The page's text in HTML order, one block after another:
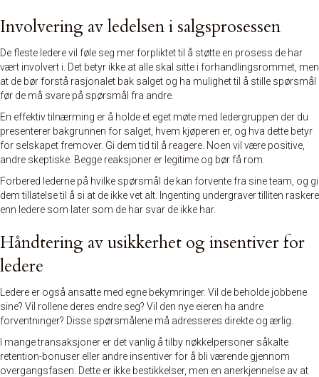
Involvering av ledelsen i salgsprosessen
De fleste ledere vil føle seg mer forpliktet til å støtte en prosess de har
vært involvert i. Det betyr ikke at alle skal sitte i forhandlingsrommet, men
at de bør forstå rasjonalet bak salget og ha mulighet til å stille spørsmål
før de må svare på spørsmål fra andre.
En effektiv tilnærming er å holde et eget møte med ledergruppen der du
presenterer bakgrunnen for salget, hvem kjøperen er, og hva dette betyr
for selskapet fremover. Gi dem tid til å reagere. Noen vil være positive,
andre skeptiske. Begge reaksjoner er legitime og bør få rom.
Forbered lederne på hvilke spørsmål de kan forvente fra sine team, og gi
dem tillatelse til å si at de ikke vet alt. Ingenting undergraver tilliten raskere
enn ledere som later som de har svar de ikke har.
Håndtering av usikkerhet og insentiver for
ledere
Ledere er også ansatte med egne bekymringer. Vil de beholde jobbene
sine? Vil rollene deres endre seg? Vil den nye eieren ha andre
forventninger? Disse spørsmålene må adresseres direkte og ærlig.
I mange transaksjoner er det vanlig å tilby nøkkelpersoner såkalte
retention-bonuser eller andre insentiver for å bli værende gjennom
overgangsfasen. Dette er ikke bestikkelser, men en anerkjennelse av at